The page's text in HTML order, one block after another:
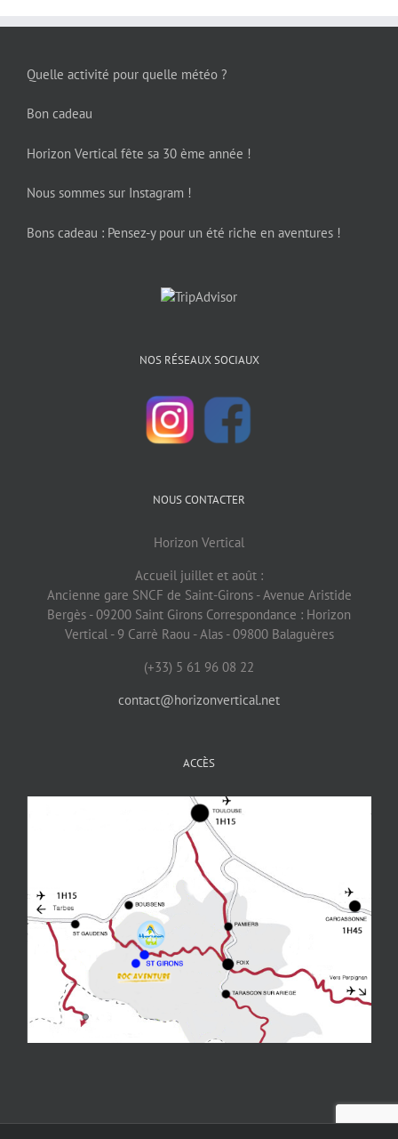
Quelle activité pour quelle météo ?
Bon cadeau
Horizon Vertical fête sa 30 ème année !
Nous sommes sur Instagram !
Bons cadeau : Pensez-y pour un été riche en aventures !
NOS RÉSEAUX SOCIAUX
NOUS CONTACTER
Horizon Vertical
Accueil juillet et août :
Ancienne gare SNCF de Saint-Girons - Avenue Aristide
Bergès - 09200 Saint Girons Correspondance : Horizon
Vertical - 9 Carrè Raou - Alas - 09800 Balaguères
(+33) 5 61 96 08 22
contact@horizonvertical.net
ACCÈS